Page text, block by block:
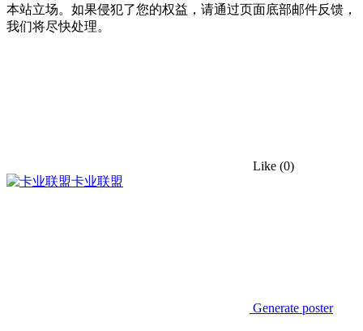
本站立场。如果侵犯了您的权益，请通过页面底部邮件反馈，
我们将尽快处理。
Like (0)
卡业联盟
Generate poster